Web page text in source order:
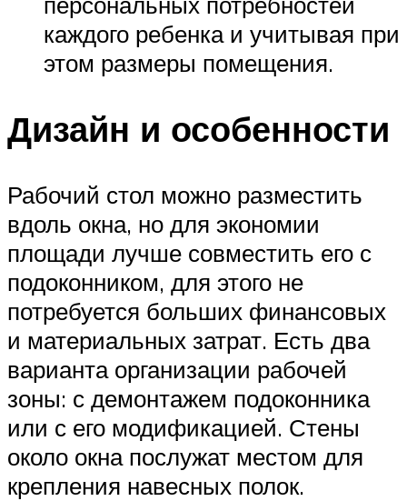
каждого ребенка и учитывая при
этом размеры помещения.
Дизайн и особенности
Рабочий стол можно разместить
вдоль окна, но для экономии
площади лучше совместить его с
подоконником, для этого не
потребуется больших финансовых
и материальных затрат. Есть два
варианта организации рабочей
зоны: с демонтажем подоконника
или с его модификацией. Стены
около окна послужат местом для
крепления навесных полок.